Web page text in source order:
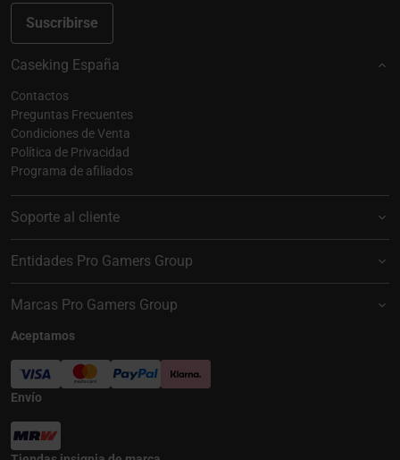
Suscribirse
Caseking España
Contactos
Preguntas Frecuentes
Condiciones de Venta
Política de Privacidad
Programa de afiliados
Soporte al cliente
Entidades Pro Gamers Group
Marcas Pro Gamers Group
Aceptamos
Envío